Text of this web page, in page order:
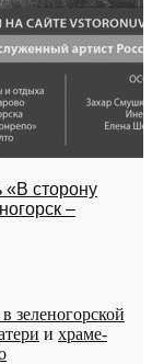
«В сторону
–
зеленогорской
и храме-